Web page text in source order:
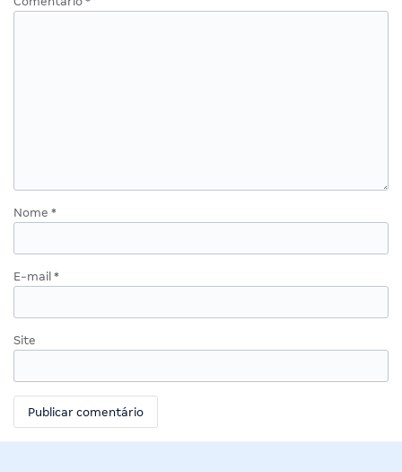
Nome *
E-mail *
Site